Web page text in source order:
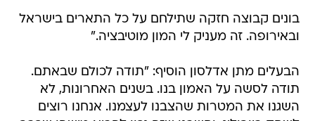
בונים קבוצה חזקה שתילחם על כל התארים בישראל
ובאירופה. זה מעניק לי המון מוטיבציה."
הבעלים מתן אדלסון הוסיף: "תודה לכולם שבאתם.
תודה לסשה על האמון בנו. בשנים האחרונות, לא
השגנו את המטרות שהצבנו לעצמנו. אנחנו רוצים